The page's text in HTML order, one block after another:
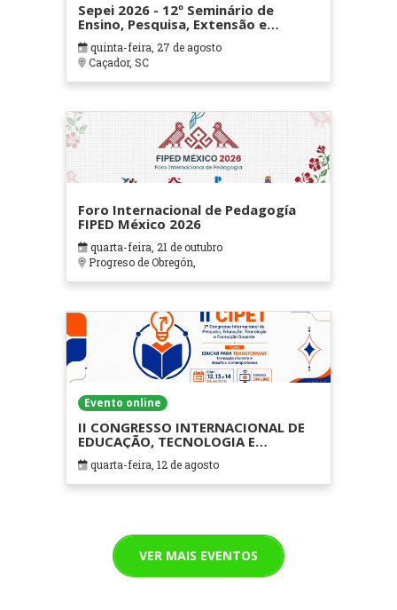
Sepei 2026 - 12º Seminário de
Ensino, Pesquisa, Extensão e
Inovação do IFSC
quinta-feira, 27 de agosto
Caçador, SC
Foro Internacional de Pedagogía
FIPED México 2026
quarta-feira, 21 de outubro
Progreso de Obregón,
Evento online
II CONGRESSO INTERNACIONAL DE
EDUCAÇÃO, TECNOLOGIA E
FORMAÇÃO DOCENTE - CIPET
(ONLINE)
quarta-feira, 12 de agosto
VER MAIS EVENTOS